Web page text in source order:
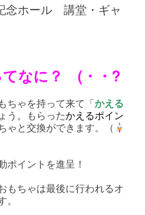
念ホール 講堂・ギャ
てなに？ (・・?
ちゃを持って来て「かえる
う。もらったかえるポイン
ゃと交換ができます。（
イントを進呈！
もちゃは最後に行われるオ